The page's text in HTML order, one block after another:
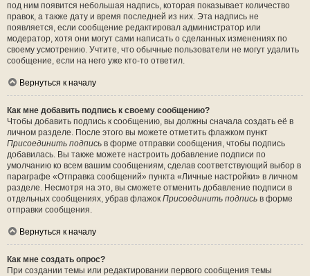
под ним появится небольшая надпись, которая показывает количество
правок, а также дату и время последней из них. Эта надпись не
появляется, если сообщение редактировал администратор или
модератор, хотя они могут сами написать о сделанных изменениях по
своему усмотрению. Учтите, что обычные пользователи не могут удалить
сообщение, если на него уже кто-то ответил.
Вернуться к началу
Как мне добавить подпись к своему сообщению?
Чтобы добавить подпись к сообщению, вы должны сначала создать её в
личном разделе. После этого вы можете отметить флажком пункт
Присоединить подпись в форме отправки сообщения, чтобы подпись
добавилась. Вы также можете настроить добавление подписи по
умолчанию ко всем вашим сообщениям, сделав соответствующий выбор в
параграфе «Отправка сообщений» пункта «Личные настройки» в личном
разделе. Несмотря на это, вы сможете отменить добавление подписи в
отдельных сообщениях, убрав флажок Присоединить подпись в форме
отправки сообщения.
Вернуться к началу
Как мне создать опрос?
При создании темы или редактировании первого сообщения темы